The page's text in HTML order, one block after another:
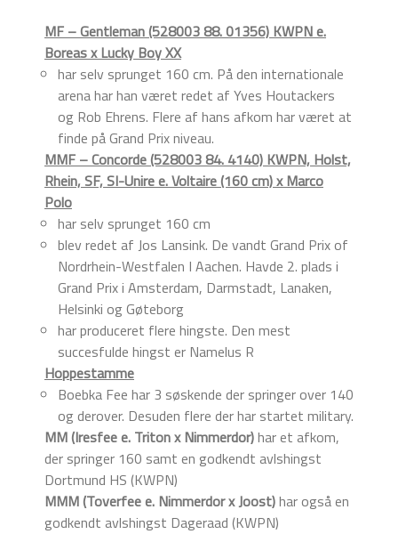
MF – Gentleman (528003 88. 01356) KWPN e.
Boreas x Lucky Boy XX
har selv sprunget 160 cm. På den internationale
arena har han været redet af Yves Houtackers
og Rob Ehrens. Flere af hans afkom har været at
finde på Grand Prix niveau.
MMF – Concorde (528003 84. 4140) KWPN, Holst,
Rhein, SF, SI-Unire e. Voltaire (160 cm) x Marco
Polo
har selv sprunget 160 cm
blev redet af Jos Lansink. De vandt Grand Prix of
Nordrhein-Westfalen I Aachen. Havde 2. plads i
Grand Prix i Amsterdam, Darmstadt, Lanaken,
Helsinki og Gøteborg
har produceret flere hingste. Den mest
succesfulde hingst er Namelus R
Hoppestamme
Boebka Fee har 3 søskende der springer over 140
og derover. Desuden flere der har startet military.
MM (Iresfee e. Triton x Nimmerdor)har et afkom,
der springer 160 samt en godkendt avlshingst
Dortmund HS (KWPN)
MMM (Toverfee e. Nimmerdor x Joost)har også en
godkendt avlshingst Dageraad (KWPN)